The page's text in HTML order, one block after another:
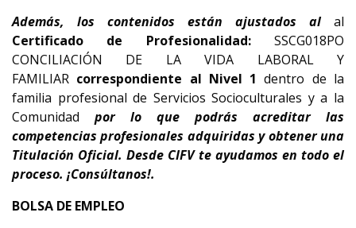
Además, los contenidos están ajustados al al
Certificado de Profesionalidad: SSCG018PO
CONCILIACIÓN DE LA VIDA LABORAL Y
FAMILIAR correspondiente al Nivel 1 dentro de la
familia profesional de Servicios Socioculturales y a la
Comunidad por lo que podrás acreditar las
competencias profesionales adquiridas y obtener una
Titulación Oficial. Desde CIFV te ayudamos en todo el
proceso. ¡Consúltanos!.
BOLSA DE EMPLEO